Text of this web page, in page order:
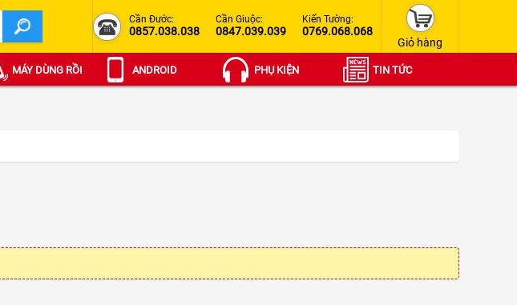
Cần Đước:
0857.038.038
Cần Giuộc:
0847.039.039
Kiến Tường:
0769.068.068
Giỏ hàng
MÁY DÙNG RỒI ANDROID PHỤ KIỆN TIN TỨC